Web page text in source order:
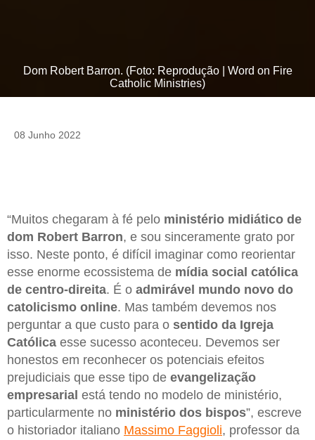
Dom Robert Barron. (Foto: Reprodução | Word on Fire
Catholic Ministries)
08 Junho 2022
“Muitos chegaram à fé pelo ministério midiático de
dom Robert Barron, e sou sinceramente grato por
isso. Neste ponto, é difícil imaginar como reorientar
esse enorme ecossistema de mídia social católica
de centro-direita. É o admirável mundo novo do
catolicismo online. Mas também devemos nos
perguntar a que custo para o sentido da Igreja
Católica esse sucesso aconteceu. Devemos ser
honestos em reconhecer os potenciais efeitos
prejudiciais que esse tipo de evangelização
empresarial está tendo no modelo de ministério,
particularmente no ministério dos bispos”, escreve
o historiador italiano Massimo Faggioli, professor da